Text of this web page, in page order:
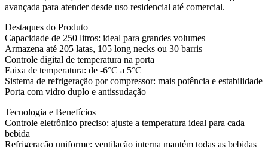
avançada para atender desde uso residencial até comercial.
Destaques do Produto
Capacidade de 250 litros: ideal para grandes volumes
Armazena até 205 latas, 105 long necks ou 30 barris
Controle digital de temperatura na porta
Faixa de temperatura: de -6°C a 5°C
Sistema de refrigeração por compressor: mais potência e estabilidade
Porta com vidro duplo e antissudação
Tecnologia e Benefícios
Controle eletrônico preciso: ajuste a temperatura ideal para cada
bebida
Refrigeração uniforme: ventilação interna mantém todas as bebidas